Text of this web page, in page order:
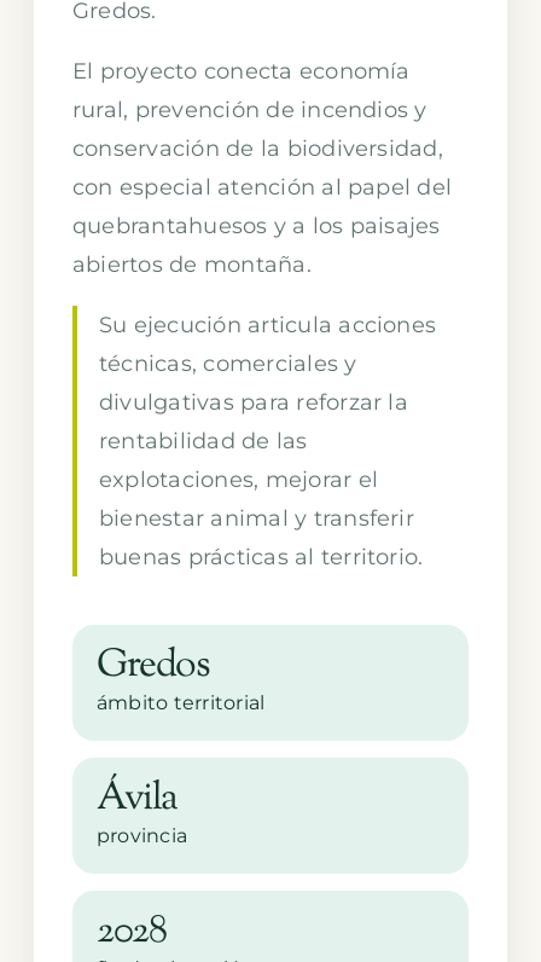
Gredos.
El proyecto conecta economía
rural, prevención de incendios y
conservación de la biodiversidad,
con especial atención al papel del
quebrantahuesos y a los paisajes
abiertos de montaña.
Su ejecución articula acciones
técnicas, comerciales y
divulgativas para reforzar la
rentabilidad de las
explotaciones, mejorar el
bienestar animal y transferir
buenas prácticas al territorio.
Gredos
ámbito territorial
Ávila
provincia
2028